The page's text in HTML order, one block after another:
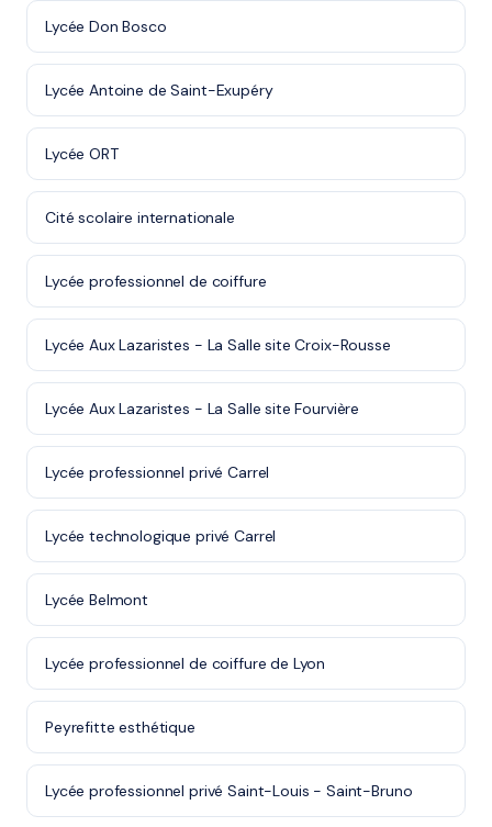
Lycée Don Bosco
Lycée Antoine de Saint-Exupéry
Lycée ORT
Cité scolaire internationale
Lycée professionnel de coiffure
Lycée Aux Lazaristes - La Salle site Croix-Rousse
Lycée Aux Lazaristes - La Salle site Fourvière
Lycée professionnel privé Carrel
Lycée technologique privé Carrel
Lycée Belmont
Lycée professionnel de coiffure de Lyon
Peyrefitte esthétique
Lycée professionnel privé Saint-Louis - Saint-Bruno